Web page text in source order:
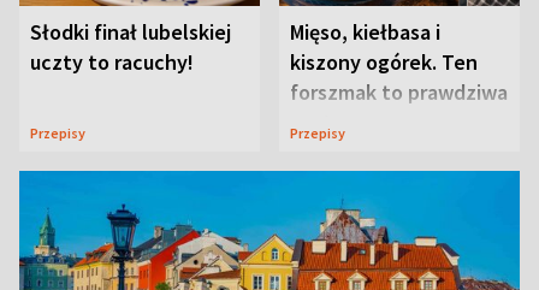
Słodki finał lubelskiej
uczty to racuchy!
Przepisy
Mięso, kiełbasa i
kiszony ogórek. Ten
forszmak to prawdziwa
uczta
Przepisy